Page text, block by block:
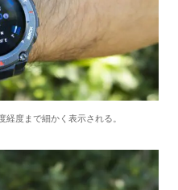
度まで細かく表示される。